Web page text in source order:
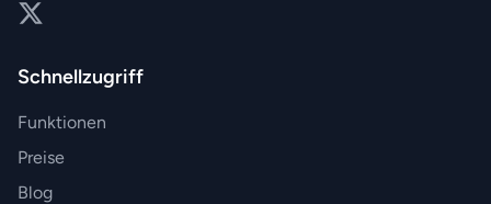
Twitter
Schnellzugriff
Funktionen
Preise
Blog